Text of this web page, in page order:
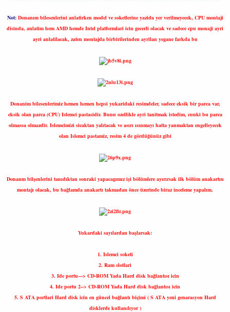
Not:Donanım bilesenlerini anlatirken model ve soketlerine yazida yer verilmeyecek, CPU montaji
disinda, anlatim hem AMD hemde Intel platformlari icin gecerli olacak ve sadece cpu monaji ayri
ayri anlatilacak, zaten montajda birbirilerinden ayrilan yegane farkda bu
Donanim bilesenlerimiz hemen hemen hepsi yukaridaki resimdeler, sadece eksik bir parca var,
eksik olan parca (CPU) Islemci pastasidir. Bunu ozellikle ayri tanitmak istedim, cunki bu parca
olmassa olmazdir. Islemcimizi sicaktan yalıtacak ve asırı ısınmayı hatta yanmaktan engelleyecek
olan Islemci pastamiz, resim 4 de gördüğünüz gibi
Donanm bilşenlerini tanıdıktan sonraki yapacagımız işi bölümlere ayırırsak ilk bölüm anakartın
montajı olacak, bu bağlamda anakartı takmadan önce üzerinde biraz inceleme yapalım.
Yukardaki sayılardan başlarsak:
1. Islemci soketi
2. Ram slotlari
3. Ide portu---> CD-ROM Yada Hard disk bağlantısı icin
4. Ide portu 2--> CD-ROM Yada Hard disk bağlantısı icin
5. S ATA portlari Hard disk icin en güncel bağlantı biçimi ( S ATA yeni genarasyon Hard
disklerde kullanılıyor )